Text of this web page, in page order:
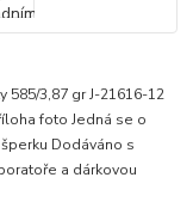
3,87 gr J-21616-12
foto Jedná se o
Dodáváno s
a dárkovou